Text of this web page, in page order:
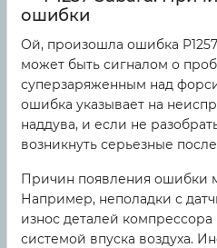
ошибки
Ой, произошла ошибка
может быть сигналом о
суперзаряженным над
ошибка указывает на
наддува, и если не
возникнуть серьезные
Причин появления ошибки
Например, неполадки с
износ деталей
системой впуска воздуха.